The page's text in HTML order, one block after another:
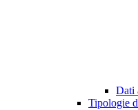
Dati
Tipologie